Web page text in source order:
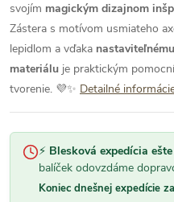
svojím magickým dizajnom
Zástera s motívom usmiateho
lepidlom a vďaka
materiálu je praktickým
tvorenie. 💜✨ Detailné
⚡ Blesková expedícia
balíček odovzdáme
Koniec dnešnej expedície